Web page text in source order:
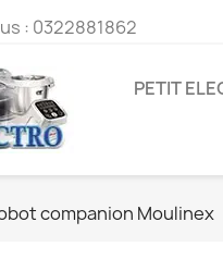
: 0322881862
PETIT
companion Moulinex